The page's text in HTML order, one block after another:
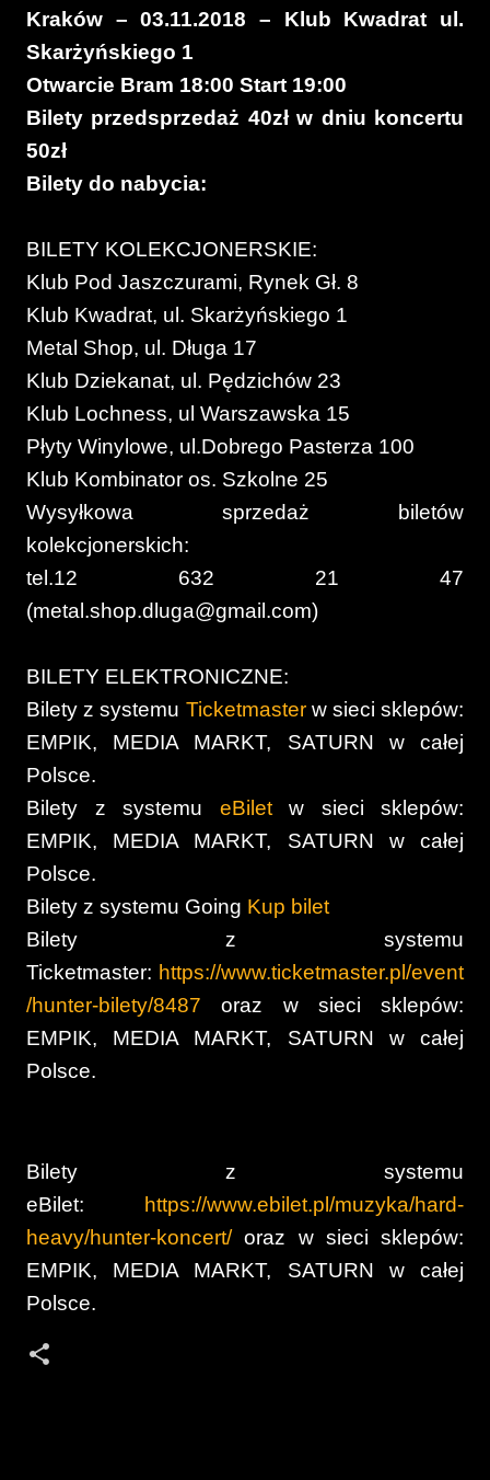
Kraków – 03.11.2018 – Klub Kwadrat ul.
Skarżyńskiego 1
Otwarcie Bram 18:00 Start 19:00
Bilety przedsprzedaż 40zł w dniu koncertu
50zł
Bilety do nabycia:
BILETY KOLEKCJONERSKIE:
Klub Pod Jaszczurami, Rynek Gł. 8
Klub Kwadrat, ul. Skarżyńskiego 1
Metal Shop, ul. Długa 17
Klub Dziekanat, ul. Pędzichów 23
Klub Lochness, ul Warszawska 15
Płyty Winylowe, ul.Dobrego Pasterza 100
Klub Kombinator os. Szkolne 25
Wysyłkowa sprzedaż biletów
kolekcjonerskich:
tel.12 632 21 47
(metal.shop.dluga@gmail.com)
BILETY ELEKTRONICZNE:
Bilety z systemu Ticketmasterw sieci sklepów:
EMPIK, MEDIA MARKT, SATURN w całej
Polsce.
Bilety z systemu eBiletw sieci sklepów:
EMPIK, MEDIA MARKT, SATURN w całej
Polsce.
Bilety z systemu Going Kup bilet
Bilety z systemu
Ticketmaster: https://www.ticketmaster.pl/event
/hunter-bilety/8487 oraz w sieci sklepów:
EMPIK, MEDIA MARKT, SATURN w całej
Polsce.
Bilety z systemu
eBilet:
https://www.ebilet.pl/muzyka/hard-
heavy/hunter-koncert/oraz w sieci sklepów:
EMPIK, MEDIA MARKT, SATURN w całej
Polsce.